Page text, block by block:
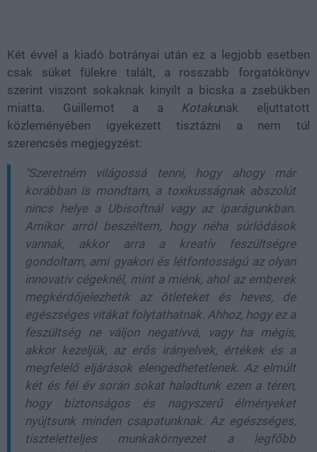
Két évvel a kiadó botrányai után ez a legjobb esetben
csak süket fülekre talált, a rosszabb forgatókönyv
szerint viszont sokaknak kinyílt a bicska a zsebükben
miatta. Guillemot a a Kotakunak eljuttatott
közleményében igyekezett tisztázni a nem túl
szerencsés megjegyzést:
"Szeretném világossá tenni, hogy ahogy már
korábban is mondtam, a toxikusságnak abszolút
nincs helye a Ubisoftnál vagy az iparágunkban.
Amikor arról beszéltem, hogy néha súrlódások
vannak, akkor arra a kreatív feszültségre
gondoltam, ami gyakori és létfontosságú az olyan
innovatív cégeknél, mint a miénk, ahol az emberek
megkérdőjelezhetik az ötleteket és heves, de
egészséges vitákat folytathatnak. Ahhoz, hogy ez a
feszültség ne váljon negatívvá, vagy ha mégis,
akkor kezeljük, az erős irányelvek, értékek és a
megfelelő eljárások elengedhetetlenek. Az elmúlt
két és fél év során sokat haladtunk ezen a téren,
hogy biztonságos és nagyszerű élményeket
nyújtsunk minden csapatunknak. Az egészséges,
tiszteletteljes munkakörnyezet a legfőbb